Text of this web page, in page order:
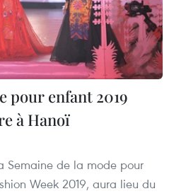
pour enfant 2019
à Hanoï
Semaine de la mode pour
Week 2019, aura lieu du